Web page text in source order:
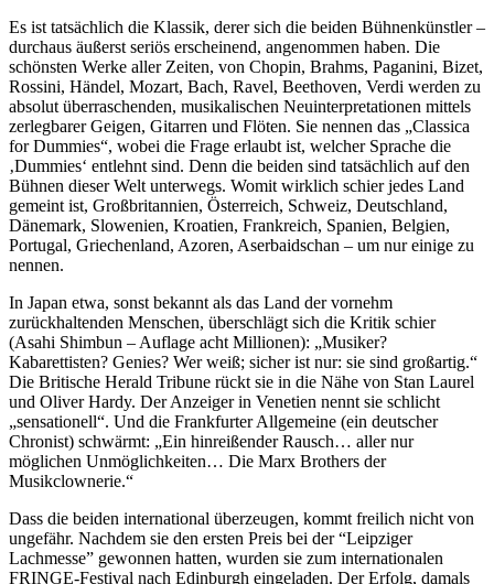
Es ist tatsächlich die Klassik, derer sich die beiden Bühnenkünstler –
durchaus äußerst seriös erscheinend, angenommen haben. Die
schönsten Werke aller Zeiten, von Chopin, Brahms, Paganini, Bizet,
Rossini, Händel, Mozart, Bach, Ravel, Beethoven, Verdi werden zu
absolut überraschenden, musikalischen Neuinterpretationen mittels
zerlegbarer Geigen, Gitarren und Flöten. Sie nennen das „Classica
for Dummies“, wobei die Frage erlaubt ist, welcher Sprache die
‚Dummies‘ entlehnt sind. Denn die beiden sind tatsächlich auf den
Bühnen dieser Welt unterwegs. Womit wirklich schier jedes Land
gemeint ist, Großbritannien, Österreich, Schweiz, Deutschland,
Dänemark, Slowenien, Kroatien, Frankreich, Spanien, Belgien,
Portugal, Griechenland, Azoren, Aserbaidschan – um nur einige zu
nennen.
In Japan etwa, sonst bekannt als das Land der vornehm
zurückhaltenden Menschen, überschlägt sich die Kritik schier
(Asahi Shimbun – Auflage acht Millionen): „Musiker?
Kabarettisten? Genies? Wer weiß; sicher ist nur: sie sind großartig.“
Die Britische Herald Tribune rückt sie in die Nähe von Stan Laurel
und Oliver Hardy. Der Anzeiger in Venetien nennt sie schlicht
„sensationell“. Und die Frankfurter Allgemeine (ein deutscher
Chronist) schwärmt: „Ein hinreißender Rausch… aller nur
möglichen Unmöglichkeiten… Die Marx Brothers der
Musikclownerie.“
Dass die beiden international überzeugen, kommt freilich nicht von
ungefähr. Nachdem sie den ersten Preis bei der “Leipziger
Lachmesse” gewonnen hatten, wurden sie zum internationalen
FRINGE-Festival nach Edinburgh eingeladen. Der Erfolg, damals